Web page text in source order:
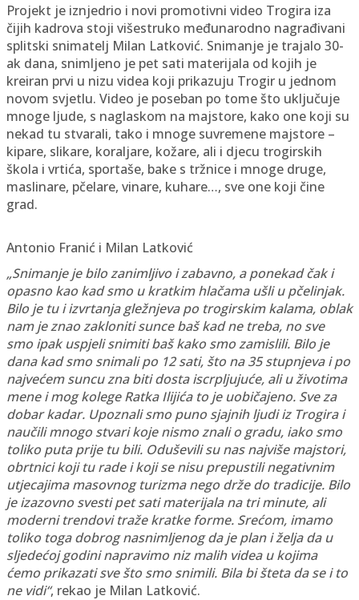
Projekt je iznjedrio i novi promotivni video Trogira iza
čijih kadrova stoji višestruko međunarodno nagrađivani
splitski snimatelj Milan Latković. Snimanje je trajalo 30-
ak dana, snimljeno je pet sati materijala od kojih je
kreiran prvi u nizu videa koji prikazuju Trogir u jednom
novom svjetlu. Video je poseban po tome što uključuje
mnoge ljude, s naglaskom na majstore, kako one koji su
nekad tu stvarali, tako i mnoge suvremene majstore –
kipare, slikare, koraljare, kožare, ali i djecu trogirskih
škola i vrtića, sportaše, bake s tržnice i mnoge druge,
maslinare, pčelare, vinare, kuhare…, sve one koji čine
grad.
Antonio Franić i Milan Latković
„Snimanje je bilo zanimljivo i zabavno, a ponekad čak i
opasno kao kad smo u kratkim hlačama ušli u pčelinjak.
Bilo je tu i izvrtanja gležnjeva po trogirskim kalama, oblak
nam je znao zakloniti sunce baš kad ne treba, no sve
smo ipak uspjeli snimiti baš kako smo zamislili. Bilo je
dana kad smo snimali po 12 sati, što na 35 stupnjeva i po
najvećem suncu zna biti dosta iscrpljujuće, ali u životima
mene i mog kolege Ratka Ilijića to je uobičajeno. Sve za
dobar kadar. Upoznali smo puno sjajnih ljudi iz Trogira i
naučili mnogo stvari koje nismo znali o gradu, iako smo
toliko puta prije tu bili. Oduševili su nas najviše majstori,
obrtnici koji tu rade i koji se nisu prepustili negativnim
utjecajima masovnog turizma nego drže do tradicije. Bilo
je izazovno svesti pet sati materijala na tri minute, ali
moderni trendovi traže kratke forme. Srećom, imamo
toliko toga dobrog nasnimljenog da je plan i želja da u
sljedećoj godini napravimo niz malih videa u kojima
ćemo prikazati sve što smo snimili. Bila bi šteta da se i to
ne vidi“, rekao je Milan Latković.